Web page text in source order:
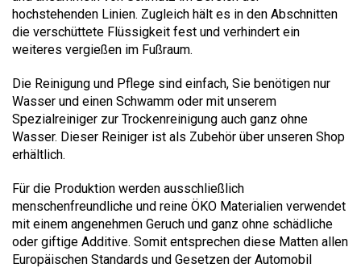
hochstehenden Linien. Zugleich hält es in den Abschnitten
die verschüttete Flüssigkeit fest und verhindert ein
weiteres vergießen im Fußraum.
Die Reinigung und Pflege sind einfach, Sie benötigen nur
Wasser und einen Schwamm oder mit unserem
Spezialreiniger zur Trockenreinigung auch ganz ohne
Wasser. Dieser Reiniger ist als Zubehör über unseren Shop
erhältlich.
Für die Produktion werden ausschließlich
menschenfreundliche und reine ÖKO Materialien verwendet
mit einem angenehmen Geruch und ganz ohne schädliche
oder giftige Additive. Somit entsprechen diese Matten allen
Europäischen Standards und Gesetzen der Automobil